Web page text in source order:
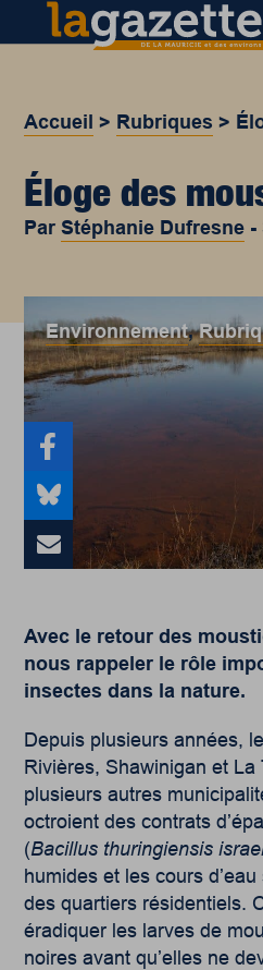
Accueil > Rubriques >
Éloge des
ParStéphanie Dufresne -
Environnement,
Avec le retour des
nous rappeler le rôle
insectes dans la nature.
Depuis plusieurs années,
Rivières, Shawinigan et La
plusieurs autres
octroient des contrats
(Bacillus thuringiensis
humides et les cours
des quartiers résidentiels.
éradiquer les larves de
noires avant qu’elles ne